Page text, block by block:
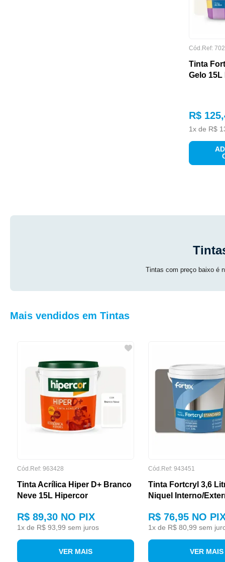
GARANTIA
Cód.Ref:
Tinta
Gelo 15L
R$ 125,
1x de R$
Tintas com preço baixo é
Mais vendidos em Tintas
Cód.Ref: 963428
Tinta Acrílica Hiper D+ Branco
Neve 15L Hipercor
R$ 89,30 NO PIX
1x de R$ 93,99 sem juros
VER MAIS
Cód.Ref: 943451
Tinta Fortcryl 3,6
Niquel Interno/
R$ 76,95 NO
1x de R$ 80,99 sem
VER MAIS